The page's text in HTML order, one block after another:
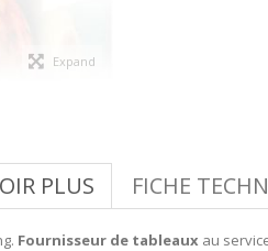
Expand
PLUS FICHE
Fournisseur de tableaux au